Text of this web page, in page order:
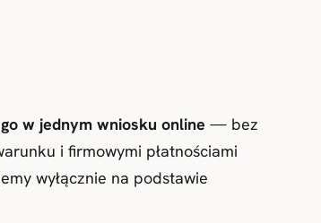
w jednym wniosku online — bez
i firmowymi płatnościami
wyłącznie na podstawie